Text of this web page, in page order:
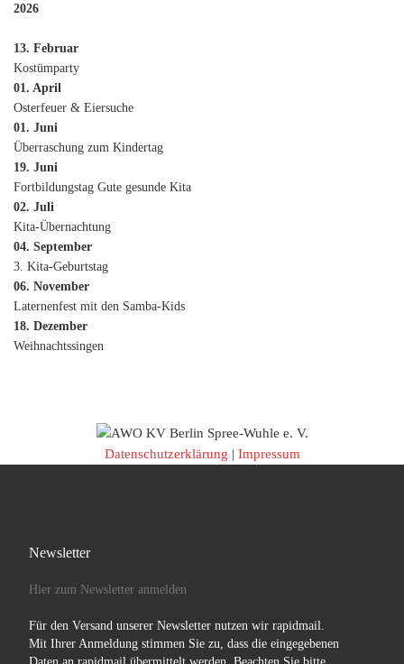
2026
13. Februar
Kostümparty
01. April
Osterfeuer & Eiersuche
01. Juni
Überraschung zum Kindertag
19. Juni
Fortbildungstag Gute gesunde Kita
02. Juli
Kita-Übernachtung
04. September
3. Kita-Geburtstag
06. November
Laternenfest mit den Samba-Kids
18. Dezember
Weihnachtssingen
Datenschutzerklärung | Impressum
Newsletter
Hier zum Newsletter anmelden
Für den Versand unserer Newsletter nutzen wir rapidmail.
Mit Ihrer Anmeldung stimmen Sie zu, dass die eingegebenen